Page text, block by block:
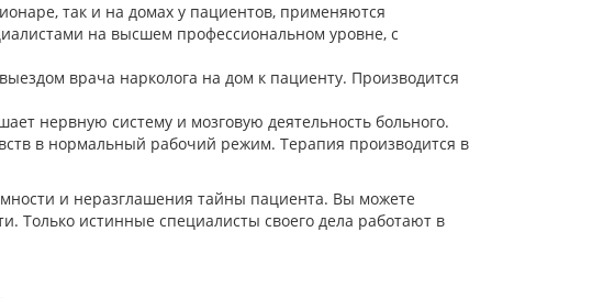
так и на домах у пациентов, применяются
на высшем профессиональном уровне, с
врача нарколога на дом к пациенту. Производится
нервную систему и мозговую деятельность больного.
в нормальный рабочий режим. Терапия производится в
и неразглашения тайны пациента. Вы можете
истинные специалисты своего дела работают в